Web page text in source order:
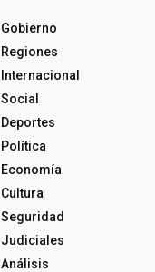
Gobierno
Regiones
Internacional
Social
Deportes
Política
Economía
Cultura
Seguridad
Judiciales
Análisis